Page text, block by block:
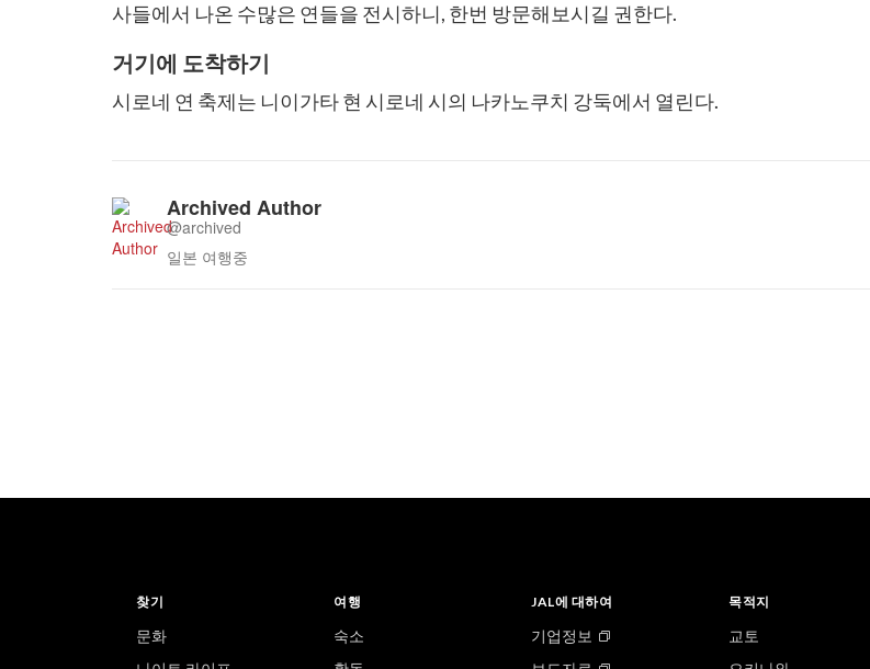
사들에서 나온 수많은 연들을 전시하니, 한번 방문해보시길 권한다.
거기에 도착하기
시로네 연 축제는 니이가타 현 시로네 시의 나카노쿠치 강둑에서 열린다.
Archived Author
@archived
일본 여행중
찾기
문화
여행
숙소
JAL에 대하여
기업정보
목적지
교토